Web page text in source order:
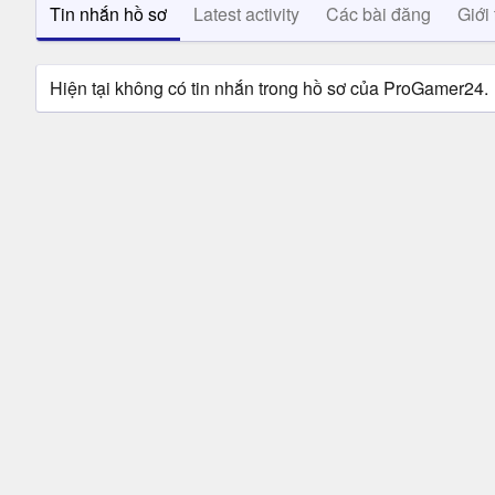
Tin nhắn hồ sơ Latest activity Các bài đăng Giới
Hiện tại không có tin nhắn trong hồ sơ của ProGamer24.